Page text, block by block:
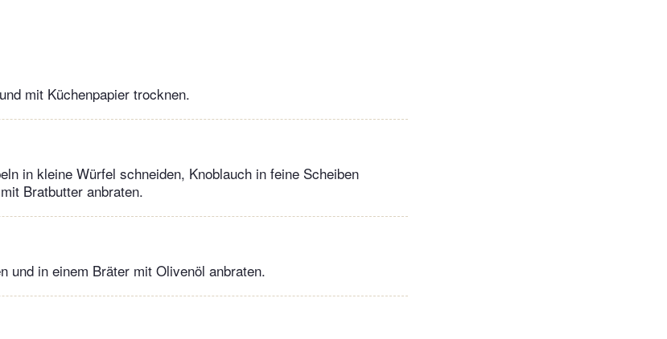
mit Küchenpapier trocknen.
in kleine Würfel schneiden, Knoblauch in feine Scheiben
Bratbutter anbraten.
und in einem Bräter mit Olivenöl anbraten.